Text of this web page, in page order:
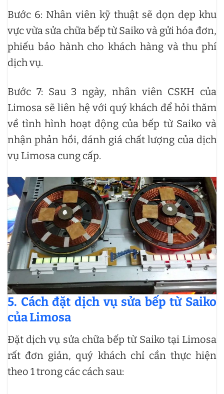
Bước 6: Nhân viên kỹ thuật sẽ dọn dẹp khu
vực vừa sửa chữa bếp từ Saiko và gửi hóa đơn,
phiếu bảo hành cho khách hàng và thu phí
dịch vụ.
Bước 7: Sau 3 ngày, nhân viên CSKH của
Limosa sẽ liên hệ với quý khách để hỏi thăm
về tình hình hoạt động của bếp từ Saiko và
nhận phản hồi, đánh giá chất lượng của dịch
vụ Limosa cung cấp.
5. Cách đặt dịch vụ sửa bếp từ Saiko
của Limosa
Đặt dịch vụ sửa chữa bếp từ Saiko tại Limosa
rất đơn giản, quý khách chỉ cần thực hiện
theo 1 trong các cách sau: